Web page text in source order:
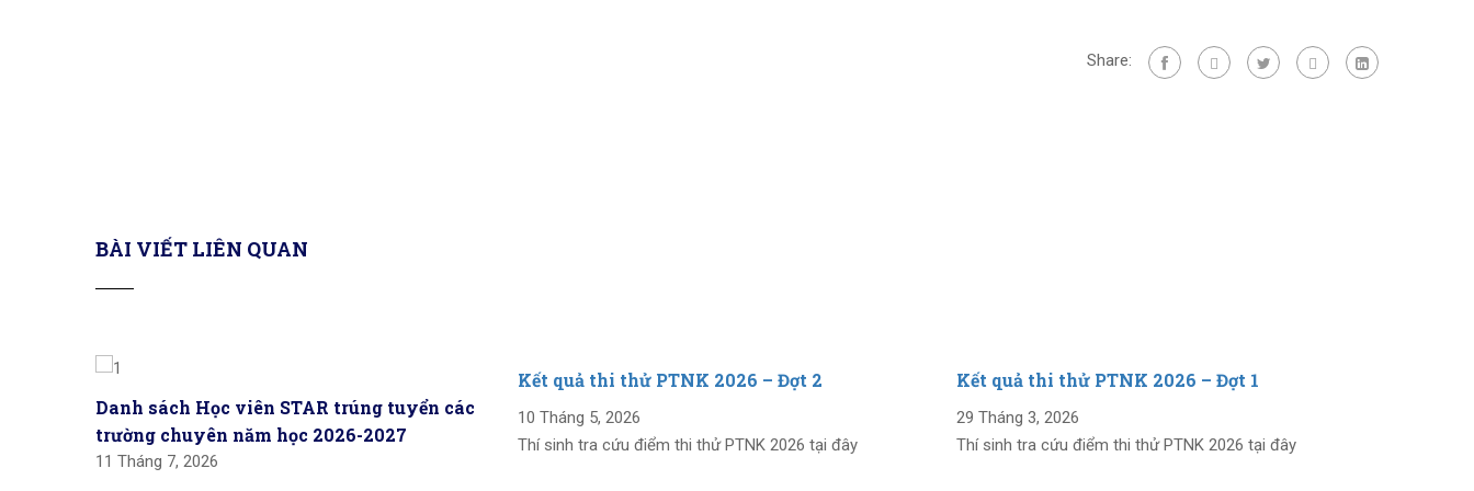
Share:
BÀI VIẾT LIÊN QUAN
Danh sách Học viên STAR trúng tuyển các
trường chuyên năm học 2026-2027
11 Tháng 7, 2026
Kết quả thi thử PTNK 2026 – Đợt 2
10 Tháng 5, 2026
Thí sinh tra cứu điểm thi thử PTNK 2026 tại đây
Kết quả thi thử PTNK 2026 – Đợt 1
29 Tháng 3, 2026
Thí sinh tra cứu điểm thi thử PTNK 2026 tại đây